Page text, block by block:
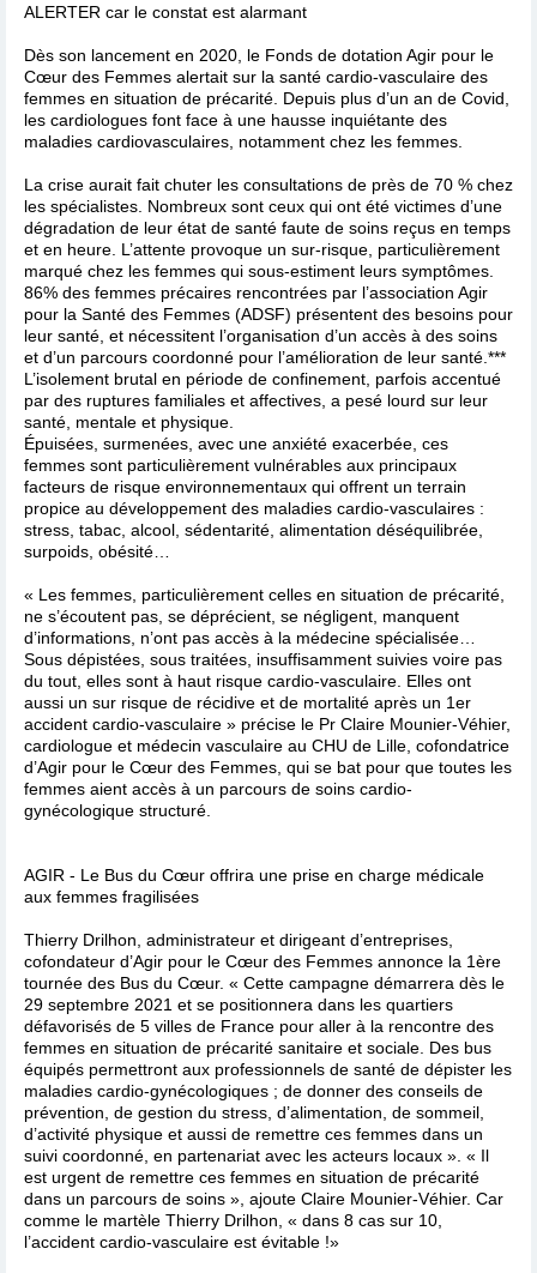
ALERTER car le constat est alarmant
Dès son lancement en 2020, le Fonds de dotation Agir pour le
Cœur des Femmes alertait sur la santé cardio-vasculaire des
femmes en situation de précarité. Depuis plus d’un an de Covid,
les cardiologues font face à une hausse inquiétante des
maladies cardiovasculaires, notamment chez les femmes.
La crise aurait fait chuter les consultations de près de 70 % chez
les spécialistes. Nombreux sont ceux qui ont été victimes d’une
dégradation de leur état de santé faute de soins reçus en temps
et en heure. L’attente provoque un sur-risque, particulièrement
marqué chez les femmes qui sous-estiment leurs symptômes.
86% des femmes précaires rencontrées par l’association Agir
pour la Santé des Femmes (ADSF) présentent des besoins pour
leur santé, et nécessitent l’organisation d’un accès à des soins
et d’un parcours coordonné pour l’amélioration de leur santé.***
L’isolement brutal en période de confinement, parfois accentué
par des ruptures familiales et affectives, a pesé lourd sur leur
santé, mentale et physique.
Épuisées, surmenées, avec une anxiété exacerbée, ces
femmes sont particulièrement vulnérables aux principaux
facteurs de risque environnementaux qui offrent un terrain
propice au développement des maladies cardio-vasculaires :
stress, tabac, alcool, sédentarité, alimentation déséquilibrée,
surpoids, obésité…
« Les femmes, particulièrement celles en situation de précarité,
ne s’écoutent pas, se déprécient, se négligent, manquent
d’informations, n’ont pas accès à la médecine spécialisée…
Sous dépistées, sous traitées, insuffisamment suivies voire pas
du tout, elles sont à haut risque cardio-vasculaire. Elles ont
aussi un sur risque de récidive et de mortalité après un 1er
accident cardio-vasculaire » précise le Pr Claire Mounier-Véhier,
cardiologue et médecin vasculaire au CHU de Lille, cofondatrice
d’Agir pour le Cœur des Femmes, qui se bat pour que toutes les
femmes aient accès à un parcours de soins cardio-
gynécologique structuré.
AGIR - Le Bus du Cœur offrira une prise en charge médicale
aux femmes fragilisées
Thierry Drilhon, administrateur et dirigeant d’entreprises,
cofondateur d’Agir pour le Cœur des Femmes annonce la 1ère
tournée des Bus du Cœur. « Cette campagne démarrera dès le
29 septembre 2021 et se positionnera dans les quartiers
défavorisés de 5 villes de France pour aller à la rencontre des
femmes en situation de précarité sanitaire et sociale. Des bus
équipés permettront aux professionnels de santé de dépister les
maladies cardio-gynécologiques ; de donner des conseils de
prévention, de gestion du stress, d’alimentation, de sommeil,
d’activité physique et aussi de remettre ces femmes dans un
suivi coordonné, en partenariat avec les acteurs locaux ». « Il
est urgent de remettre ces femmes en situation de précarité
dans un parcours de soins », ajoute Claire Mounier-Véhier. Car
comme le martèle Thierry Drilhon, « dans 8 cas sur 10,
l’accident cardio-vasculaire est évitable !»